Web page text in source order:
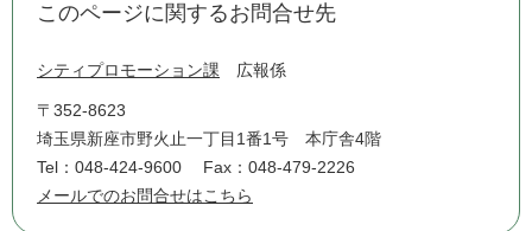
このページに関するお問合せ先
シティプロモーション課 広報係
〒352-8623
埼玉県新座市野火止一丁目1番1号 本庁舎4階
Tel：048-424-9600
Fax：048-479-2226
メールでのお問合せはこちら